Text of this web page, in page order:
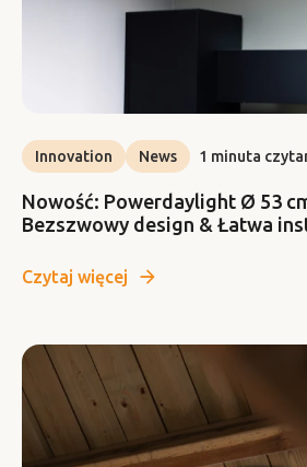
Innovation News 1 minuta
Nowość: Powerdaylight Ø 53
Bezszwowy design & Łatwa
Czytaj więcej